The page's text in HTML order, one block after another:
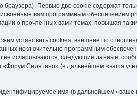
Первые две cookie содержат
вам программным обеспечением
о прочтённых вами темах, повышая
установить cookies, внешние по
исключительно программным
исчерпываются, следующие данные:
Селятино» (в дальнейшем «ваша
имя (в дальнейшем